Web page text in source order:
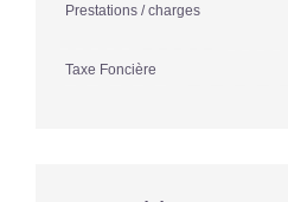
Prestations / charges
Taxe Foncière